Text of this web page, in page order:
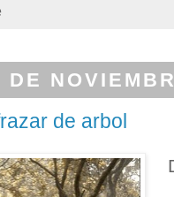
DE
de arbol